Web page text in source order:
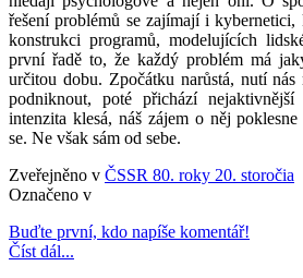
řešení problémů se zajímají i
konstrukci programů, modelujících
první řadě to, že každý problém má
určitou dobu. Zpočátku narůstá, nutí
podniknout, poté přichází
intenzita klesá, náš zájem o něj
se. Ne však sám od sebe.
Zveřejněno v ČSSR 80. roky 20. storočia
Označeno v
Buďte první, kdo napíše komentář!
Číst dál...